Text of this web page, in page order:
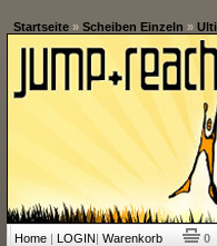
Startseite» Scheiben Einzeln »
Home| LOGIN| Warenkorb 0